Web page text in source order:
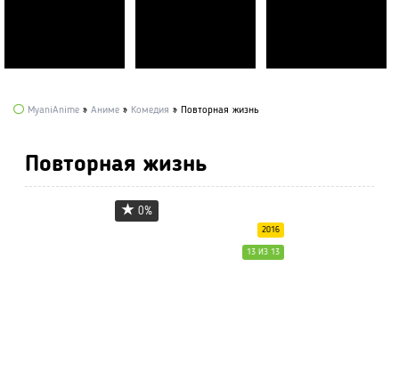
MyaniAnime » Аниме » Комедия » Повторная жизнь
Повторная жизнь
0%
2016
13 ИЗ 13